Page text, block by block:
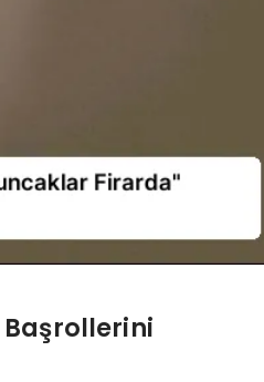
Başrollerini